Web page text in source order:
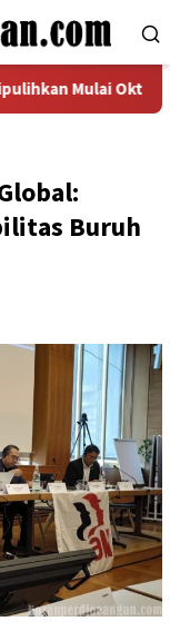
2026
Buruh